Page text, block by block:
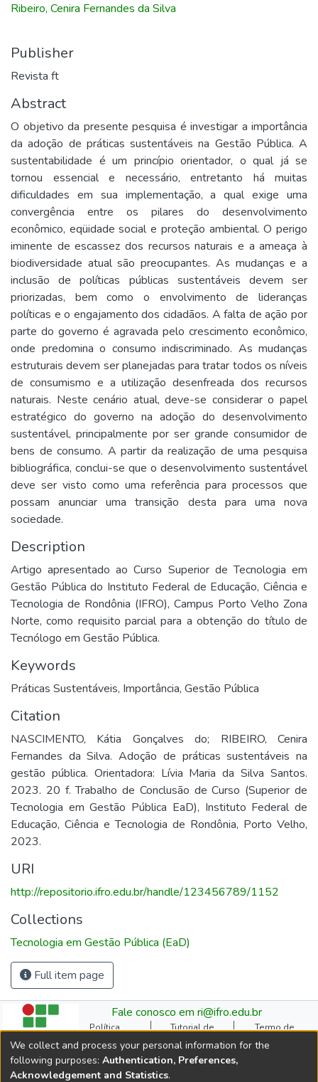
Ribeiro, Cenira Fernandes da Silva
Publisher
Revista ft
Abstract
O objetivo da presente pesquisa é investigar a importância
da adoção de práticas sustentáveis na Gestão Pública. A
sustentabilidade é um princípio orientador, o qual já se
tornou essencial e necessário, entretanto há muitas
dificuldades em sua implementação, a qual exige uma
convergência entre os pilares do desenvolvimento
econômico, eqüidade social e proteção ambiental. O perigo
iminente de escassez dos recursos naturais e a ameaça à
biodiversidade atual são preocupantes. As mudanças e a
inclusão de políticas públicas sustentáveis devem ser
priorizadas, bem como o envolvimento de lideranças
políticas e o engajamento dos cidadãos. A falta de ação por
parte do governo é agravada pelo crescimento econômico,
onde predomina o consumo indiscriminado. As mudanças
estruturais devem ser planejadas para tratar todos os níveis
de consumismo e a utilização desenfreada dos recursos
naturais. Neste cenário atual, deve-se considerar o papel
estratégico do governo na adoção do desenvolvimento
sustentável, principalmente por ser grande consumidor de
bens de consumo. A partir da realização de uma pesquisa
bibliográfica, conclui-se que o desenvolvimento sustentável
deve ser visto como uma referência para processos que
possam anunciar uma transição desta para uma nova
sociedade.
Description
Artigo apresentado ao Curso Superior de Tecnologia em
Gestão Pública do Instituto Federal de Educação, Ciência e
Tecnologia de Rondônia (IFRO), Campus Porto Velho Zona
Norte, como requisito parcial para a obtenção do título de
Tecnólogo em Gestão Pública.
Keywords
Práticas Sustentáveis, Importância, Gestão Pública
Citation
NASCIMENTO, Kátia Gonçalves do; RIBEIRO, Cenira
Fernandes da Silva. Adoção de práticas sustentáveis na
gestão pública. Orientadora: Lívia Maria da Silva Santos.
2023. 20 f. Trabalho de Conclusão de Curso (Superior de
Tecnologia em Gestão Pública EaD), Instituto Federal de
Educação, Ciência e Tecnologia de Rondônia, Porto Velho,
2023.
URI
http://repositorio.ifro.edu.br/handle/123456789/1152
Collections
Tecnologia em Gestão Pública (EaD)
Full item page
Fale conosco em ri@ifro.edu.br
Política
Institucional do RI
Tutorial de
Submissão
Termo de
Autorização
Manual do TCC
Cookie
settings
Ficha
Catalográfica
Estatísticas de
We collect and process your personal information for the
following purposes: Authentication, Preferences,
Acknowledgement and Statistics.